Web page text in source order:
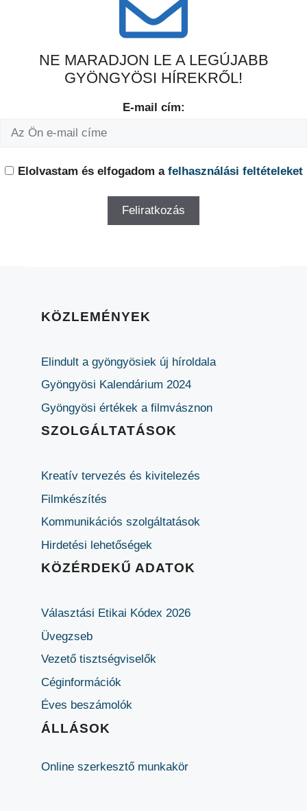
NE MARADJON LE A LEGÚJABB
GYÖNGYÖSI HÍREKRŐL!
E-mail cím:
Elolvastam és elfogadom a felhasználási feltételeket
KÖZLEMÉNYEK
Elindult a gyöngyösiek új híroldala
Gyöngyösi Kalendárium 2024
Gyöngyösi értékek a filmvásznon
SZOLGÁLTATÁSOK
Kreatív tervezés és kivitelezés
Filmkészítés
Kommunikációs szolgáltatások
Hirdetési lehetőségek
KÖZÉRDEKŰ ADATOK
Választási Etikai Kódex 2026
Üvegzseb
Vezető tisztségviselők
Céginformációk
Éves beszámolók
ÁLLÁSOK
Online szerkesztő munkakör